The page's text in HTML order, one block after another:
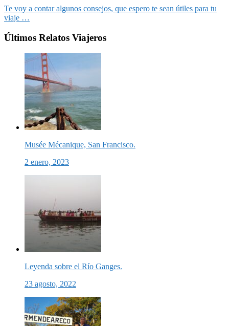
Te voy a contar algunos consejos, que espero te sean útiles para tu
viaje …
Últimos Relatos Viajeros
Musée Mécanique, San Francisco.
2 enero, 2023
Leyenda sobre el Río Ganges.
23 agosto, 2022